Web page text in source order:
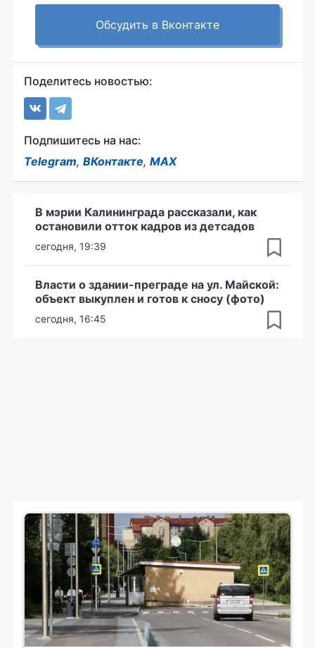
Обсудить в Вконтакте
Поделитесь новостью:
Подпишитесь на нас:
Telegram, ВКонтакте, MAX
В мэрии Калининграда рассказали, как
остановили отток кадров из детсадов
сегодня, 19:39
Власти о здании-преграде на ул. Майской:
объект выкуплен и готов к сносу (фото)
сегодня, 16:45